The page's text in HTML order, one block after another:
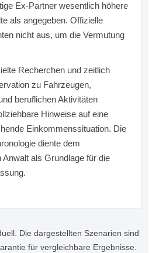
Ex-Partner wesentlich höhere
als angegeben. Offizielle
nicht aus, um die Vermutung
Recherchen und zeitlich
zu Fahrzeugen,
beruflichen Aktivitäten
Hinweise auf eine
Einkommenssituation. Die
diente dem
Anwalt als Grundlage für die
Die dargestellten Szenarien sind
für vergleichbare Ergebnisse.